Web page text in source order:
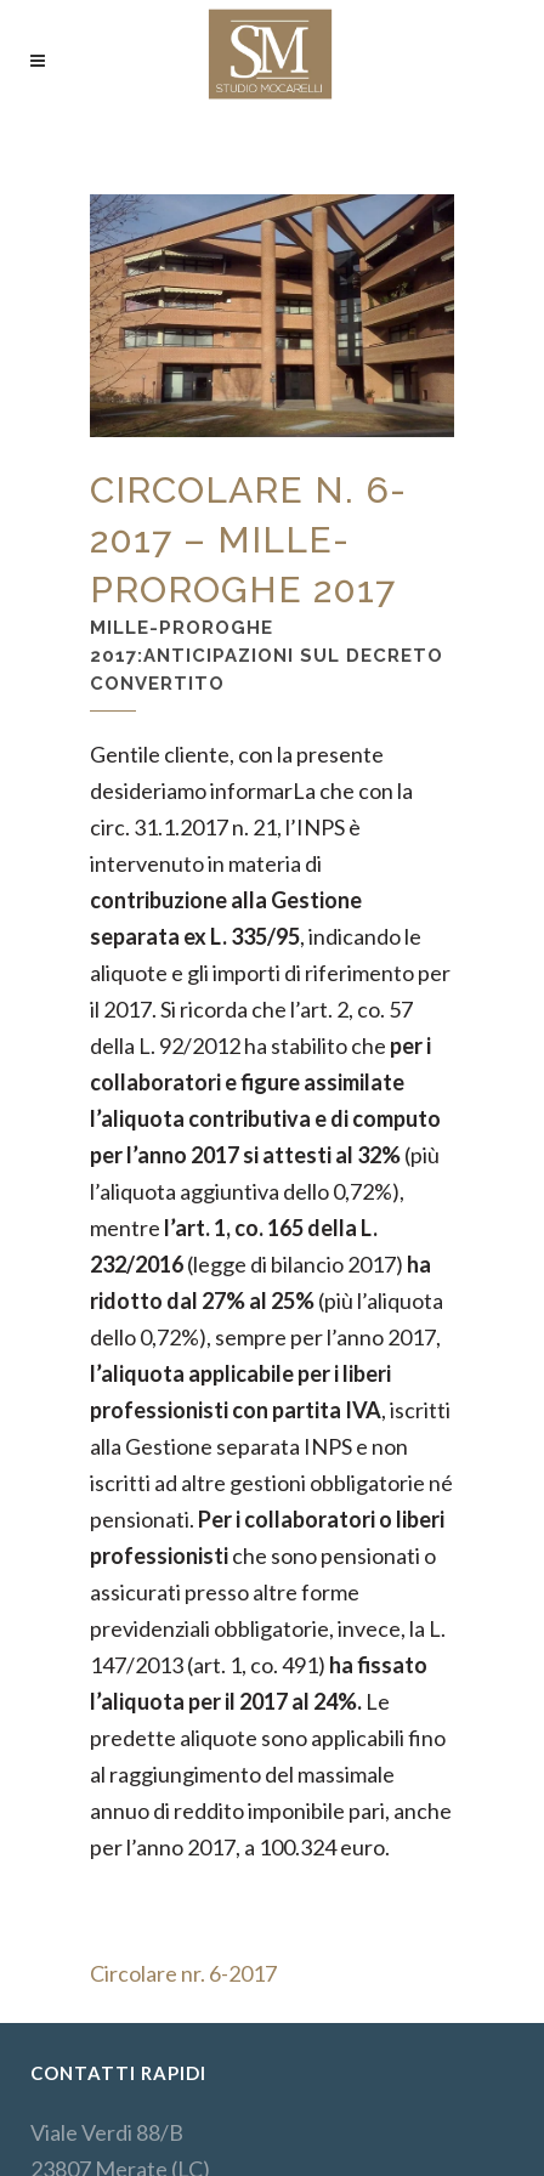
CIRCOLARE N. 6-
2017 – MILLE-
PROROGHE 2017
MILLE-PROROGHE
2017:ANTICIPAZIONI SUL DECRETO
CONVERTITO
Gentile cliente, con la presente
desideriamo informarLa che con la
circ. 31.1.2017 n. 21, l’INPS è
intervenuto in materia di
contribuzione alla Gestione
separata ex L. 335/95, indicando le
aliquote e gli importi di riferimento per
il 2017. Si ricorda che l’art. 2, co. 57
della L. 92/2012 ha stabilito che per i
collaboratori e figure assimilate
l’aliquota contributiva e di computo
per l’anno 2017 si attesti al 32%(più
l’aliquota aggiuntiva dello 0,72%),
mentre l’art. 1, co. 165 della L.
232/2016(legge di bilancio 2017) ha
ridotto dal 27% al 25%(più l’aliquota
dello 0,72%), sempre per l’anno 2017,
l’aliquota applicabile per i liberi
professionisti con partita IVA, iscritti
alla Gestione separata INPS e non
iscritti ad altre gestioni obbligatorie né
pensionati. Per i collaboratori o liberi
professionistiche sono pensionati o
assicurati presso altre forme
previdenziali obbligatorie, invece, la L.
147/2013 (art. 1, co. 491) ha fissato
l’aliquota per il 2017 al 24%. Le
predette aliquote sono applicabili fino
al raggiungimento del massimale
annuo di reddito imponibile pari, anche
per l’anno 2017, a 100.324 euro.
Circolare nr. 6-2017
CONTATTI RAPIDI
Viale Verdi 88/B
23807 Merate (LC)